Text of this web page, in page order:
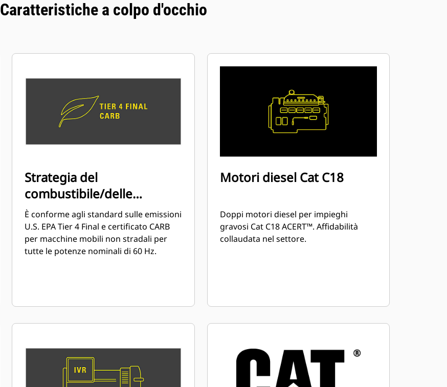
Caratteristiche a colpo d'occhio
Strategia del
combustibile/delle
emissioni
È conforme agli standard sulle emissioni
U.S. EPA Tier 4 Final e certificato CARB
per macchine mobili non stradali per
tutte le potenze nominali di 60 Hz.
Motori diesel Cat C18
Doppi motori diesel per impieghi
gravosi Cat C18 ACERT™. Affidabilità
collaudata nel settore.